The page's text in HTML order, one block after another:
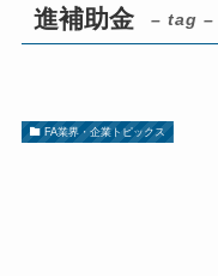
進補助金
– tag –
FA業界・企業トピックス